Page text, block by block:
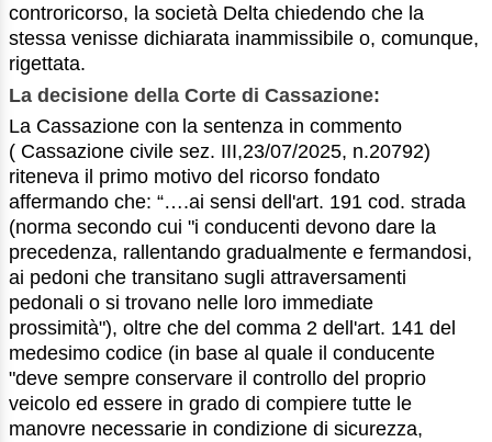
controricorso, la società Delta chiedendo che la
stessa venisse dichiarata inammissibile o, comunque,
rigettata.
La decisione della Corte di Cassazione:
La Cassazione con la sentenza in commento
( Cassazione civile sez. III,23/07/2025, n.20792)
riteneva il primo motivo del ricorso fondato
affermando che: “….ai sensi dell'art. 191 cod. strada
(norma secondo cui "i conducenti devono dare la
precedenza, rallentando gradualmente e fermandosi,
ai pedoni che transitano sugli attraversamenti
pedonali o si trovano nelle loro immediate
prossimità"), oltre che del comma 2 dell'art. 141 del
medesimo codice (in base al quale il conducente
"deve sempre conservare il controllo del proprio
veicolo ed essere in grado di compiere tutte le
manovre necessarie in condizione di sicurezza,